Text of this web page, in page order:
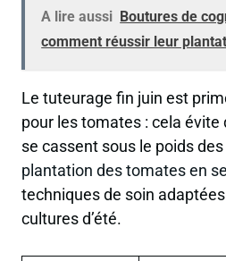
A lire aussi Boutures de
comment réussir leur
Le tuteurage fin juin est
pour les tomates : cela évite
se cassent sous le poids
plantation des tomates en
techniques de soin
cultures d’été.